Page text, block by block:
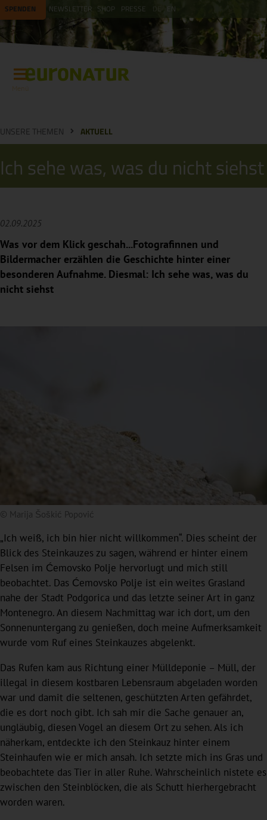
SPENDEN NEWSLETTER SHOP PRESSE EN
UNSERE THEMEN AKTUELL
Ich sehe was, was du nicht siehst
02.09.2025
Was vor dem Klick geschah...Fotografinnen und
Bildermacher erzählen die Geschichte hinter einer
besonderen Aufnahme. Diesmal: Ich sehe was, was du
nicht siehst
© Marija Šoškić Popović
„Ich weiß, ich bin hier nicht willkommen“. Dies scheint der
Blick des Steinkauzes zu sagen, während er hinter einem
Felsen im Ćemovsko Polje hervorlugt und mich still
beobachtet. Das Ćemovsko Polje ist ein weites Grasland
nahe der Stadt Podgorica und das letzte seiner Art in ganz
Montenegro. An diesem Nachmittag war ich dort, um den
Sonnenuntergang zu genießen, doch meine Aufmerksamkeit
wurde vom Ruf eines Steinkauzes abgelenkt.
Das Rufen kam aus Richtung einer Mülldeponie – Müll, der
illegal in diesem kostbaren Lebensraum abgeladen worden
war und damit die seltenen, geschützten Arten gefährdet,
die es dort noch gibt. Ich sah mir die Sache genauer an,
ungläubig, diesen Vogel an diesem Ort zu sehen. Als ich
näherkam, entdeckte ich den Steinkauz hinter einem
Steinhaufen wie er mich ansah. Ich setzte mich ins Gras und
beobachtete das Tier in aller Ruhe. Wahrscheinlich nistete es
zwischen den Steinblöcken, die als Schutt hierhergebracht
worden waren.